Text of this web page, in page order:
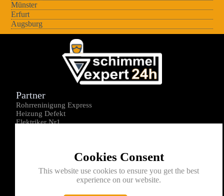
Münster
Erfurt
Augsburg
Cookies Consent
This website use cookies to ensure you get the best
experience on our website.
Partner
Rohrreninigung Express
Heizung Defekt
Elektriker Nr1
Kontakt